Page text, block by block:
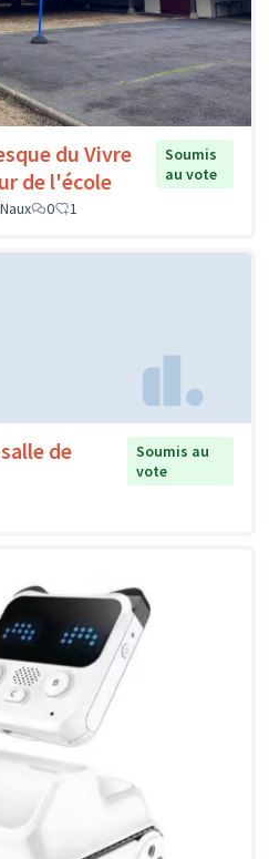
du Vivre
de l'école
Soumis
au vote
0 1
de
Soumis au
vote